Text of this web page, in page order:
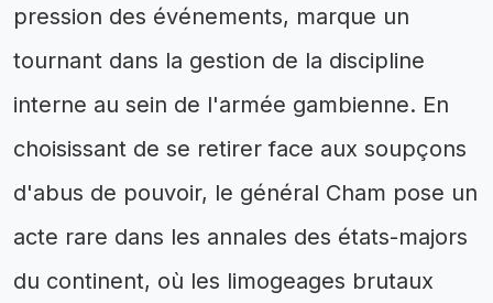
pression des événements, marque un
tournant dans la gestion de la discipline
interne au sein de l'armée gambienne. En
choisissant de se retirer face aux soupçons
d'abus de pouvoir, le général Cham pose un
acte rare dans les annales des états-majors
du continent, où les limogeages brutaux